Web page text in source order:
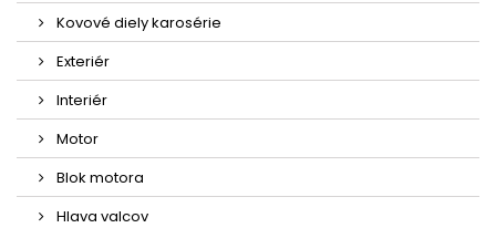
Kovové diely karosérie
Exteriér
Interiér
Motor
Blok motora
Hlava valcov